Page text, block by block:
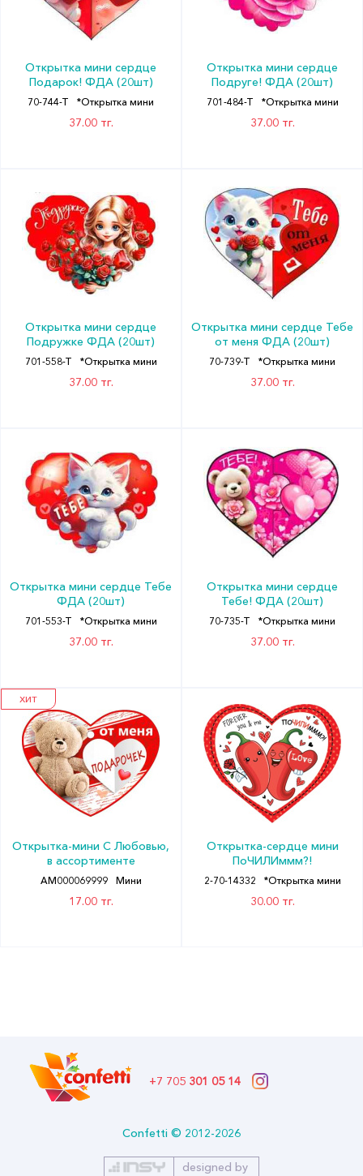
Открытка мини сердце
Подарок! ФДА (20шт)
70-744-T *Открытка мини
37.00 тг.
Открытка мини сердце
Подруге! ФДА (20шт)
701-484-T *Открытка мини
37.00 тг.
Открытка мини сердце
Подружке ФДА (20шт)
701-558-T *Открытка мини
37.00 тг.
Открытка мини сердце Тебе
от меня ФДА (20шт)
70-739-T *Открытка мини
37.00 тг.
Открытка мини сердце Тебе
ФДА (20шт)
701-553-T *Открытка мини
37.00 тг.
Открытка мини сердце
Тебе! ФДА (20шт)
70-735-T *Открытка мини
37.00 тг.
ХИТ
Открытка-мини С Любовью,
в ассортименте
АМ000069999 Мини
17.00 тг.
Открытка-сердце мини
ПоЧИЛИммм?!
2-70-14332 *Открытка мини
30.00 тг.
+7 705 301 05 14
Confetti © 2012-2026
designed by